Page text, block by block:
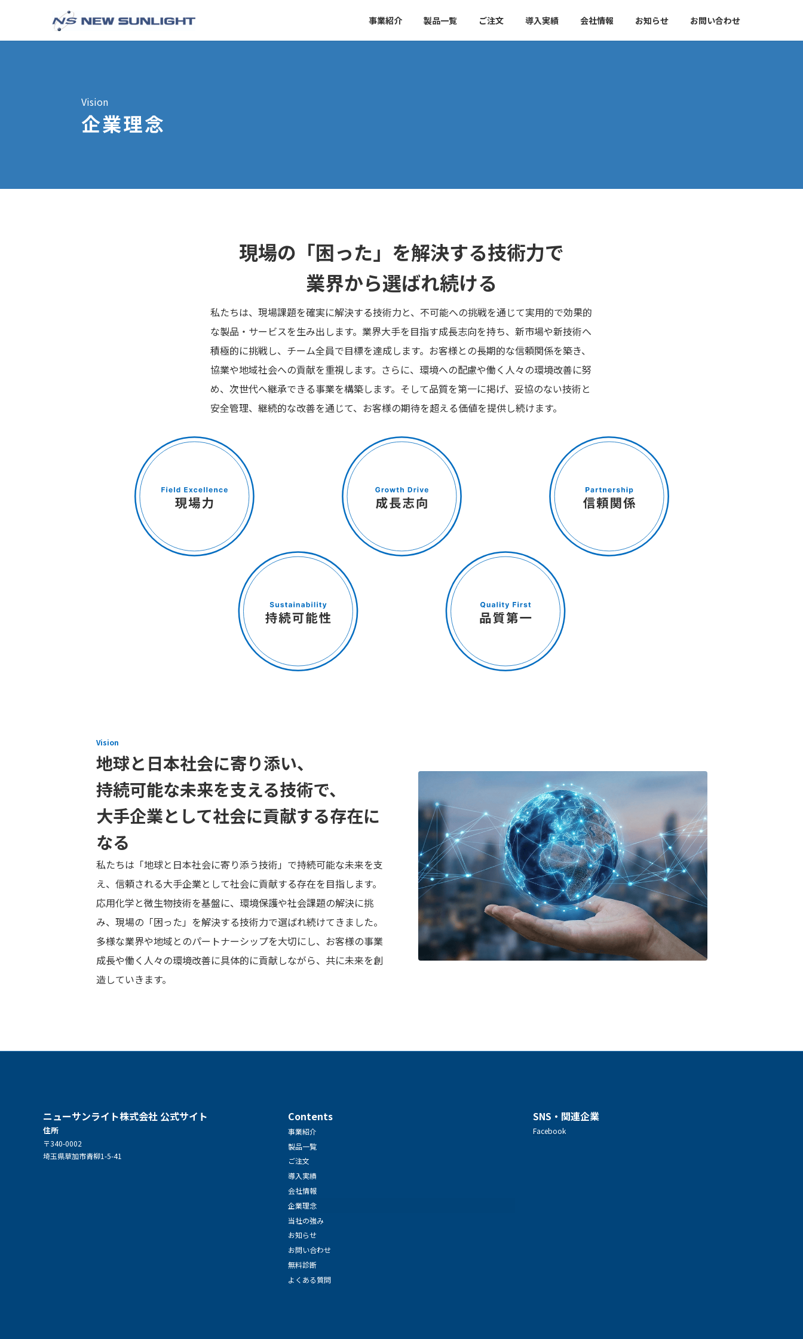
テ
ゲ
事業紹介 製品一覧 ご注文 導入実績 会社情報 お知らせ お問い合わせ
Vision
企業理念
現場の「困った」を解決する技術力で
業界から選ばれ続ける
私たちは、現場課題を確実に解決する技術力と、不可能への挑戦を通じて実用的で効果的
な製品・サービスを生み出します。業界大手を目指す成長志向を持ち、新市場や新技術へ
積極的に挑戦し、チーム全員で目標を達成します。お客様との長期的な信頼関係を築き、
協業や地域社会への貢献を重視します。さらに、環境への配慮や働く人々の環境改善に努
め、次世代へ継承できる事業を構築します。そして品質を第一に掲げ、妥協のない技術と
安全管理、継続的な改善を通じて、お客様の期待を超える価値を提供し続けます。
Vision
地球と日本社会に寄り添い、
持続可能な未来を支える技術で、
大手企業として社会に貢献する存在に
なる
私たちは「地球と日本社会に寄り添う技術」で持続可能な未来を支
え、信頼される大手企業として社会に貢献する存在を目指します。
応用化学と微生物技術を基盤に、環境保護や社会課題の解決に挑
み、現場の「困った」を解決する技術力で選ばれ続けてきました。
多様な業界や地域とのパートナーシップを大切にし、お客様の事業
成長や働く人々の環境改善に具体的に貢献しながら、共に未来を創
造していきます。
ニューサンライト株式会社 公式サイト
住所
〒340-0002
埼玉県草加市青柳1-5-41
Contents
事業紹介
製品一覧
ご注文
導入実績
会社情報
企業理念
当社の強み
お知らせ
お問い合わせ
無料診断
よくある質問
SNS・関連企業
Facebook